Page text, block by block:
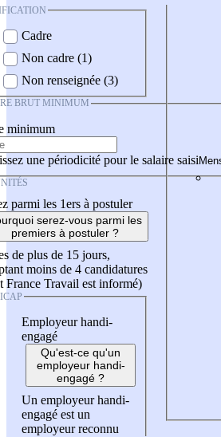
Cadre
Non cadre (1)
Non renseignée (3)
BRUT MINIMUM
minimum
une périodicité pour le salaire saisi
parmi les 1ers à postuler
serez-vous parmi les
premiers à postuler ?
de plus de 15 jours,
moins de 4 candidatures
France Travail est informé)
Employeur handi-
engagé
Qu'est-ce qu'un
employeur handi-
engagé ?
Un employeur handi-
engagé est un
employeur reconnu